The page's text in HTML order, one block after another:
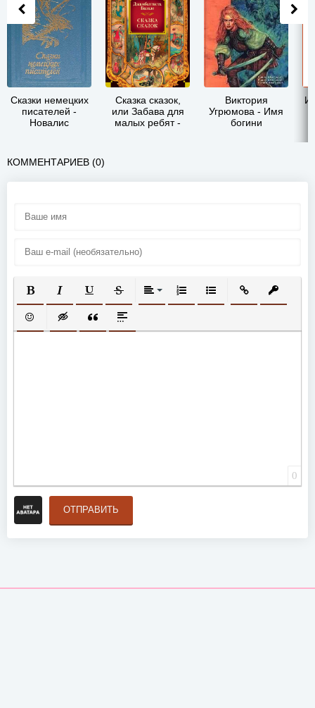
Сказки немецких
писателей -
Новалис
Сказка сказок,
или Забава для
малых ребят -
Виктория
Угрюмова - Имя
богини
КОММЕНТАРИЕВ (0)
ПОЛУЖИРНЫЙ
КУРСИВПОДЧЕРКНУТЫЙ
ЗАЧЕРКНУТЫЙВЫРАВНИВАНИЕ
НУМЕРОВАННЫЙ СПИСОК
МАРКИРОВАННЫЙ
ВСТАВИТЬ
ВСТАВИТЬ СМАЙЛИК
ВСТАВКА СКРЫТОГО ТЕКСТА
ВСТАВКА ЦИТАТЫ
ВСТАВКА СПОЙЛЕРА
0
ОТПРАВИТЬ